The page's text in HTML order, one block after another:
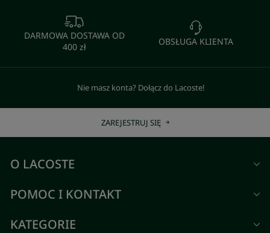
DARMOWA DOSTAWA OD
400 zł
OBSŁUGA KLIENTA
Nie masz konta? Dołącz do Lacoste!
ZAREJESTRUJ SIĘ
O LACOSTE
POMOC I KONTAKT
KATEGORIE